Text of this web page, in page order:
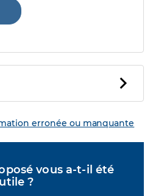
erronée ou manquante
vous a-t-il été
utile ?